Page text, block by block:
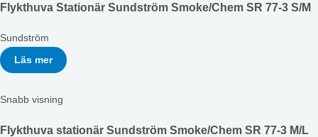
Flykthuva Stationär Sundström Smoke/Chem SR 77-3 S/M
Sundström
Läs mer
Snabb visning
Flykthuva stationär Sundström Smoke/Chem SR 77-3 M/L